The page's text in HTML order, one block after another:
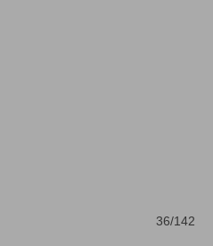
36/142